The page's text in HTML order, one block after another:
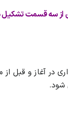
از سه قسمت
در آغاز و قبل
شود.